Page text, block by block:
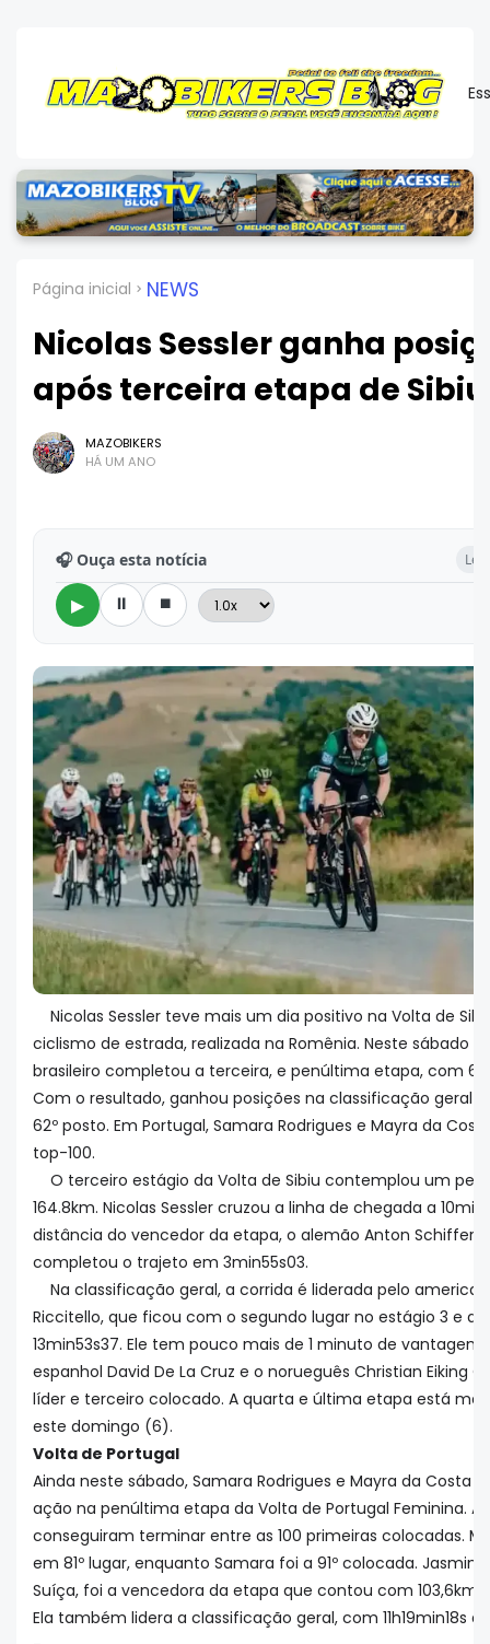
Página inicial NEWS
Nicolas Sessler ganha
após terceira etapa de Sibiu
MAZOBIKERS
HÁ UM ANO
🎧 Ouça esta notícia
▶ ⏸ ⏹
Nicolas Sessler teve mais um dia positivo na Volta de
ciclismo de estrada, realizada na Romênia. Neste sábado
brasileiro completou a terceira, e penúltima etapa, com
Com o resultado, ganhou posições na classificação geral
62º posto. Em Portugal, Samara Rodrigues e Mayra da
top-100.
O terceiro estágio da Volta de Sibiu contemplou um
164.8km. Nicolas Sessler cruzou a linha de chegada a
distância do vencedor da etapa, o alemão Anton Schiffer.
completou o trajeto em 3min55s03.
Na classificação geral, a corrida é liderada pelo
Riccitello, que ficou com o segundo lugar no estágio 3 e
13min53s37. Ele tem pouco mais de 1 minuto de vantagem
espanhol David De La Cruz e o norueguês Christian Eiking
líder e terceiro colocado. A quarta e última etapa está
este domingo (6).
Volta de Portugal
Ainda neste sábado, Samara Rodrigues e Mayra da Costa
ação na penúltima etapa da Volta de Portugal Feminina.
conseguiram terminar entre as 100 primeiras colocadas.
em 81º lugar, enquanto Samara foi a 91º colocada. Jasmin
Suíça, foi a vencedora da etapa que contou com 103,6km
Ela também lidera a classificação geral, com 11h19min18s